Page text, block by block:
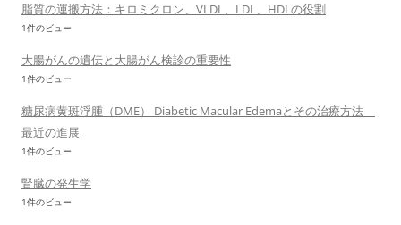
脂質の運搬方法：キロミクロン、VLDL、LDL、HDLの役割
1件のビュー
大腸がんの遺伝と大腸がん検診の重要性
1件のビュー
糖尿病黄斑浮腫（DME） Diabetic Macular Edemaとその治療方法
最近の進展
1件のビュー
腎臓の発生学
1件のビュー